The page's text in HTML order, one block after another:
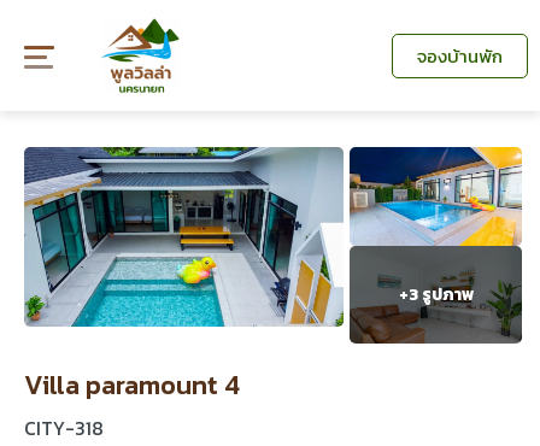
content
จองบ้านพัก
+3 รูปภาพ
Villa paramount 4
CITY-318